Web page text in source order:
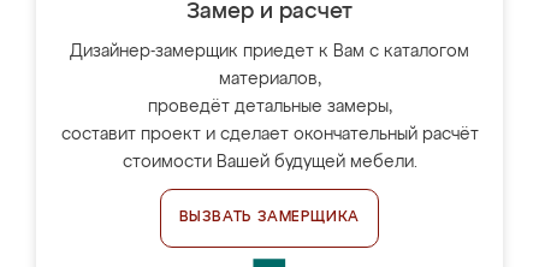
Замер и расчет
Дизайнер-замерщик приедет к Вам с каталогом
материалов,
проведёт детальные замеры,
составит проект и сделает окончательный расчёт
стоимости Вашей будущей мебели.
ВЫЗВАТЬ ЗАМЕРЩИКА